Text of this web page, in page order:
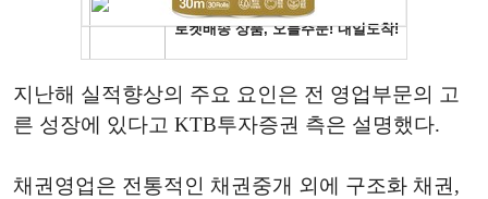
지난해 실적향상의 주요 요인은 전 영업부문의 고
른 성장에 있다고 KTB투자증권 측은 설명했다.
채권영업은 전통적인 채권중개 외에 구조화 채권,